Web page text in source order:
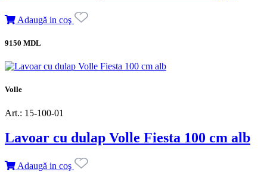
Adaugă in coş
9150 MDL
Volle
Art.: 15-100-01
Lavoar cu dulap Volle Fiesta 100 cm alb
Adaugă in coş